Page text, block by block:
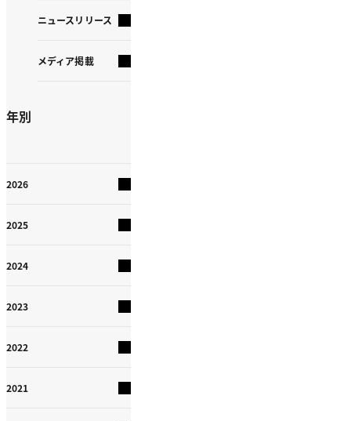
ニュースリリース
メディア掲載
年別
2026
2025
2024
2023
2022
2021